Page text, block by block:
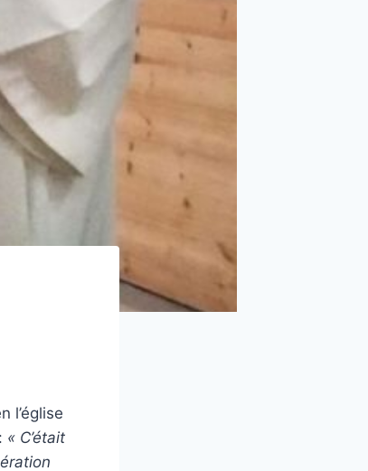
l’église
« C’était